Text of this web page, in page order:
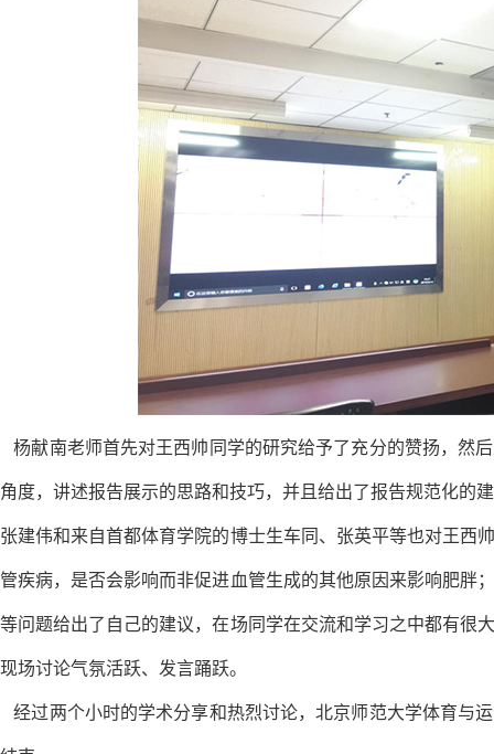
杨献南老师首先对王西帅同学的研究给予了充分的赞扬，然
角度，讲述报告展示的思路和技巧，并且给出了报告规范化的
张建伟和来自首都体育学院的博士生车同、张英平等也对王西
管疾病，是否会影响而非促进血管生成的其他原因来影响肥胖
等问题给出了自己的建议，在场同学在交流和学习之中都有很
现场讨论气氛活跃、发言踊跃。
经过两个小时的学术分享和热烈讨论，北京师范大学体育与